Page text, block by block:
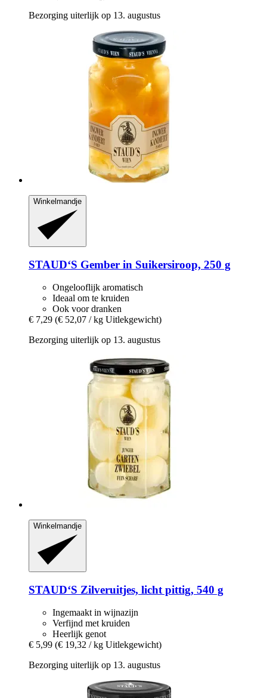
Bezorging uiterlijk op 13. augustus
Winkelmandje
STAUD‘S Gember in Suikersiroop, 250 g
Ongelooflijk aromatisch
Ideaal om te kruiden
Ook voor dranken
€ 7,29 (€ 52,07 / kg Uitlekgewicht)
Bezorging uiterlijk op 13. augustus
Winkelmandje
STAUD‘S Zilveruitjes, licht pittig, 540 g
Ingemaakt in wijnazijn
Verfijnd met kruiden
Heerlijk genot
€ 5,99 (€ 19,32 / kg Uitlekgewicht)
Bezorging uiterlijk op 13. augustus